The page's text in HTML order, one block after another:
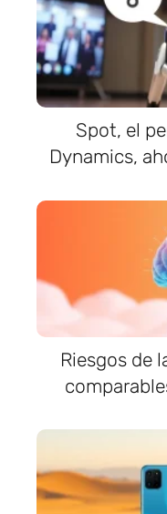
Spot, el
Dynamics,
Riesgos de